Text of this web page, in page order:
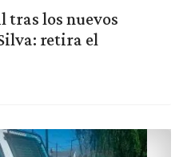
tras los nuevos
retira el